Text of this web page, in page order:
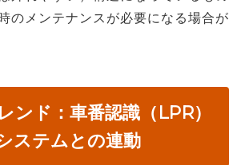
のメンテナンスが必要になる場合が
ンド：車番認識（LPR）
ステムとの連動